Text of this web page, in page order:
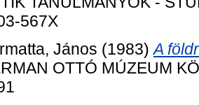
567X
János (1983)A
OTTÓ MÚZEUM